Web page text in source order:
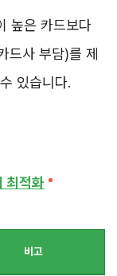
높은 카드보다
드사 부담)를 제
있습니다.
최적화
비고